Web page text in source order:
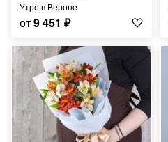
Утро в Вероне
от9 451 ₽